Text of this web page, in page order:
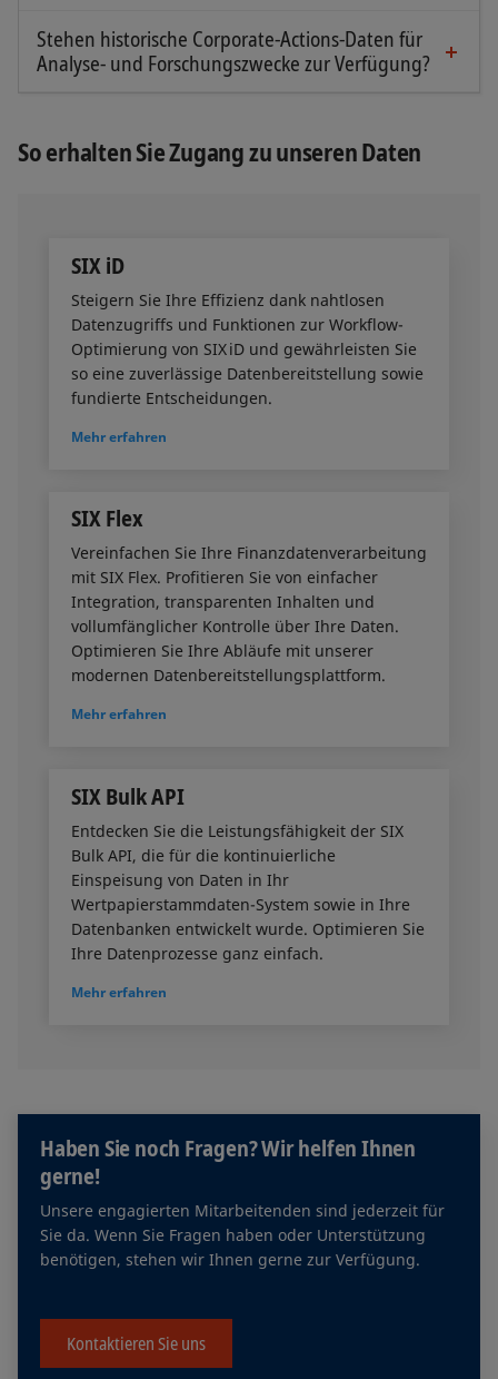
dateibasierte Dienste, APIs und Anzeigelösungen
bereitgestellt werden, und zwar mit spezifischen
Stehen historische Corporate-Actions-Daten für
Analyse- und Forschungszwecke zur Verfügung?
Ja, die historischen Corporate-Actions-Daten von
So erhalten Sie Zugang zu unseren Daten
SIX iD
Steigern Sie Ihre Effizienz dank nahtlosen
Datenzugriffs und Funktionen zur Workflow-
Optimierung von SIX iD und gewährleisten Sie
so eine zuverlässige Datenbereitstellung sowie
fundierte Entscheidungen.
Mehr erfahren
SIX Flex
Vereinfachen Sie Ihre Finanzdatenverarbeitung
mit SIX Flex. Profitieren Sie von einfacher
Integration, transparenten Inhalten und
vollumfänglicher Kontrolle über Ihre Daten.
Optimieren Sie Ihre Abläufe mit unserer
modernen Datenbereitstellungsplattform.
Mehr erfahren
SIX Bulk API
Entdecken Sie die Leistungsfähigkeit der SIX
Bulk API, die für die kontinuierliche
Einspeisung von Daten in Ihr
Wertpapierstammdaten-System sowie in Ihre
Datenbanken entwickelt wurde. Optimieren Sie
Ihre Datenprozesse ganz einfach.
Mehr erfahren
Haben Sie noch Fragen? Wir helfen Ihnen
gerne!
Unsere engagierten Mitarbeitenden sind jederzeit für
Sie da. Wenn Sie Fragen haben oder Unterstützung
benötigen, stehen wir Ihnen gerne zur Verfügung.
Kontaktieren Sie uns